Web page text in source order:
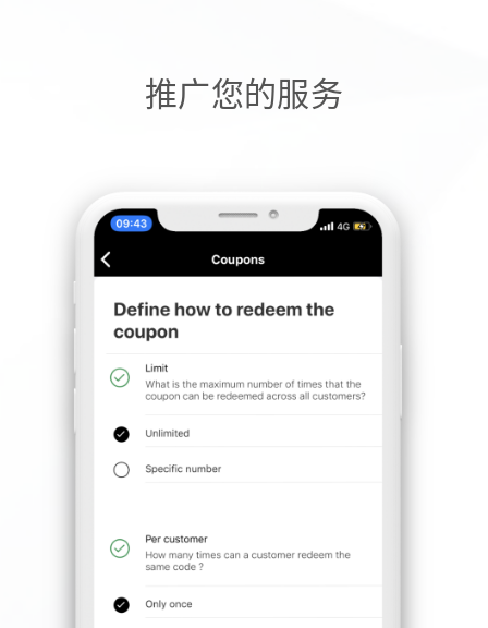
推广您的服务